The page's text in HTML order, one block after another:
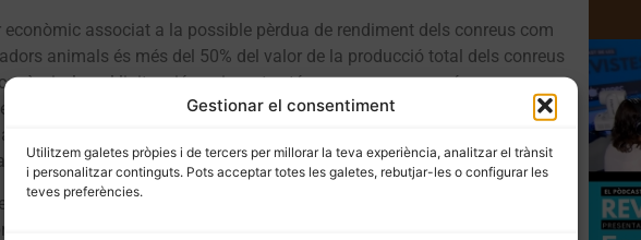
Gestionar el consentiment
Utilitzem galetes pròpies i de tercers per millorar la teva experiència, analitzar el trànsit
i personalitzar continguts. Pots acceptar totes les galetes, rebutjar-les o configurar les
teves preferències.
associat a la possible pèrdua de rendiment dels conreus com
animals és més del 50% del valor de la producció total dels conreus
la pol·linització per insectes té un paper encara més
la qualitat de l’alimentació. Els aliments provinents de conreus amb
rics en micronutrients, com ara vitamines, minerals, lípids i
fruites i hortalisses.
a garantir una nutrició saludable de les poblacions humanes, la
en la dieta implicaria un augment de carències nutricionals i en